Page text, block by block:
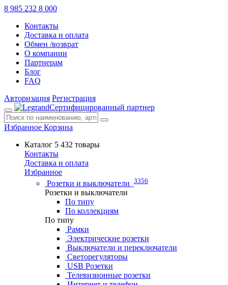
8 985 232 8 000
Контакты
Доставка и оплата
Обмен /возврат
О компании
Партнерам
Блог
FAQ
Авторизация Регистрация
Сертифицированный партнер
Избранное Корзина
Каталог 5 432 товары
Контакты
Доставка и оплата
Избранное
Розетки и выключатели 3356
Розетки и выключатели
По типу
По коллекциям
По типу
Рамки
Электрические розетки
Выключатели и переключатели
Светорегуляторы
USB Розетки
Телевизионные розетки